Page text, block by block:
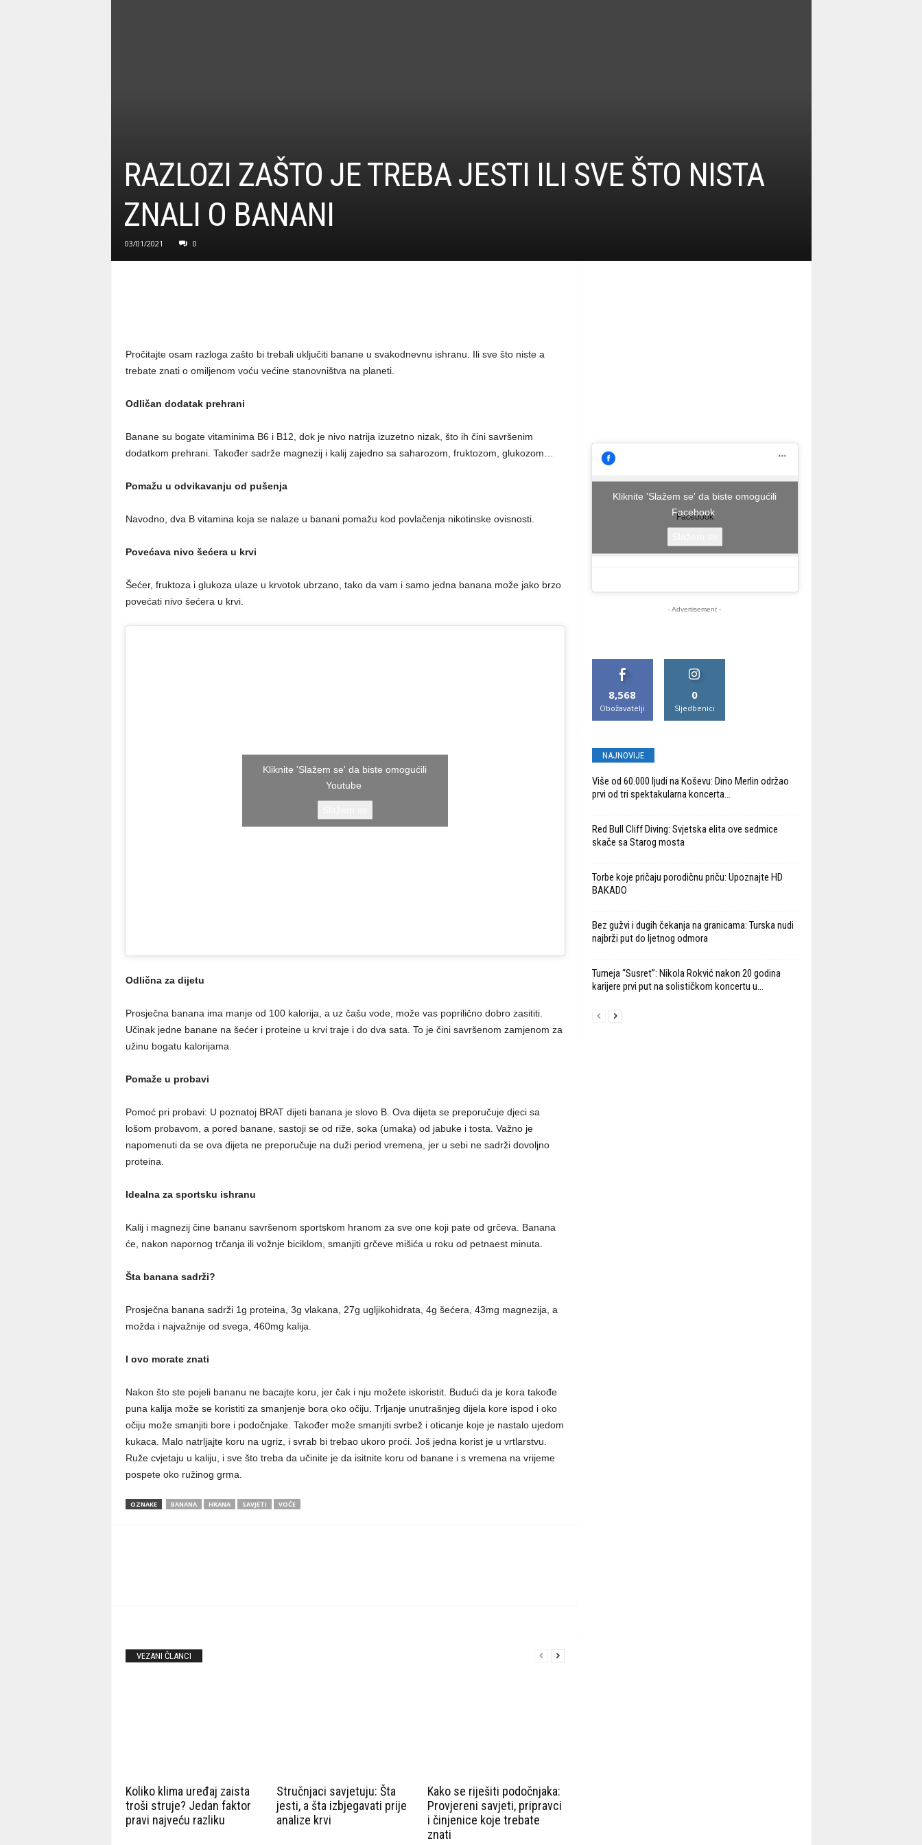
RAZLOZI ZAŠTO JE TREBA JESTI ILI SVE ŠTO NISTA
ZNALI O BANANI
03/01/2021 0
Pročitajte osam razloga zašto bi trebali uključiti banane u svakodnevnu ishranu. Ili sve što niste a
trebate znati o omiljenom voću većine stanovništva na planeti.
Odličan dodatak prehrani
Banane su bogate vitaminima B6 i B12, dok je nivo natrija izuzetno nizak, što ih čini savršenim
dodatkom prehrani. Također sadrže magnezij i kalij zajedno sa saharozom, fruktozom, glukozom…
Pomažu u odvikavanju od pušenja
Navodno, dva B vitamina koja se nalaze u banani pomažu kod povlačenja nikotinske ovisnosti.
Povećava nivo šećera u krvi
Šećer, fruktoza i glukoza ulaze u krvotok ubrzano, tako da vam i samo jedna banana može jako brzo
povećati nivo šećera u krvi.
Kliknite 'Slažem se' da biste omogućili
Youtube
Odlična za dijetu
Prosječna banana ima manje od 100 kalorija, a uz čašu vode, može vas poprilično dobro zasititi.
Učinak jedne banane na šećer i proteine u krvi traje i do dva sata. To je čini savršenom zamjenom za
užinu bogatu kalorijama.
Pomaže u probavi
Pomoć pri probavi: U poznatoj BRAT dijeti banana je slovo B. Ova dijeta se preporučuje djeci sa
lošom probavom, a pored banane, sastoji se od riže, soka (umaka) od jabuke i tosta. Važno je
napomenuti da se ova dijeta ne preporučuje na duži period vremena, jer u sebi ne sadrži dovoljno
proteina.
Idealna za sportsku ishranu
Kalij i magnezij čine bananu savršenom sportskom hranom za sve one koji pate od grčeva. Banana
će, nakon napornog trčanja ili vožnje biciklom, smanjiti grčeve mišića u roku od petnaest minuta.
Šta banana sadrži?
Prosječna banana sadrži 1g proteina, 3g vlakana, 27g ugljikohidrata, 4g šećera, 43mg magnezija, a
možda i najvažnije od svega, 460mg kalija.
I ovo morate znati
Nakon što ste pojeli bananu ne bacajte koru, jer čak i nju možete iskoristit. Budući da je kora takođe
puna kalija može se koristiti za smanjenje bora oko očiju. Trljanje unutrašnjeg dijela kore ispod i oko
očiju može smanjiti bore i podočnjake. Također može smanjiti svrbež i oticanje koje je nastalo ujedom
kukaca. Malo natrljajte koru na ugriz, i svrab bi trebao ukoro proći. Još jedna korist je u vrtlarstvu.
Ruže cvjetaju u kaliju, i sve što treba da učinite je da isitnite koru od banane i s vremena na vrijeme
pospete oko ružinog grma.
OZNAKE BANANA HRANA SAVJETI VOĆE
VEZANI ČLANCI
Koliko klima uređaj zaista
troši struje? Jedan faktor
pravi najveću razliku
Stručnjaci savjetuju: Šta
jesti, a šta izbjegavati prije
analize krvi
Kako se riješiti podočnjaka:
Provjereni savjeti, pripravci
i činjenice koje trebate
znati
Facebook
Kliknite 'Slažem se' da biste omogućili
Facebook
- Advertisement -
8,568
Obožavatelji
0
Sljedbenici
NAJNOVIJE
Više od 60.000 ljudi na Koševu: Dino Merlin održao
prvi od tri spektakularna koncerta...
Red Bull Cliff Diving: Svjetska elita ove sedmice
skače sa Starog mosta
Torbe koje pričaju porodičnu priču: Upoznajte HD
BAKADO
Bez gužvi i dugih čekanja na granicama: Turska nudi
najbrži put do ljetnog odmora
Turneja “Susret”: Nikola Rokvić nakon 20 godina
karijere prvi put na solističkom koncertu u...